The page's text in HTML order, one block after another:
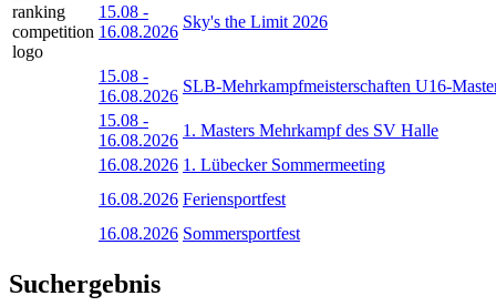
15.08 -
16.08.2026
Sky's the Limit 2026
15.08 -
16.08.2026
SLB-Mehrkampfmeisterschaften U16-
15.08 -
16.08.2026
1. Masters Mehrkampf des SV Halle
16.08.2026 1. Lübecker Sommermeeting
16.08.2026 Feriensportfest
16.08.2026 Sommersportfest
Suchergebnis